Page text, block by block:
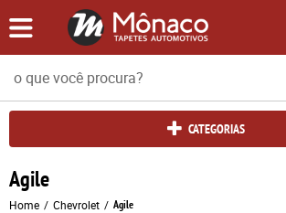
CATEGORIAS
Agile
Home Chevrolet Agile